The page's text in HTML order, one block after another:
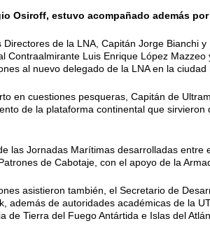
Osiroff, estuvo acompañado además
de la LNA, Capitán Jorge Bianchi
Contraalmirante Luis Enrique López
al nuevo delegado de la LNA en la
en cuestiones pesqueras, Capitán de
de la plataforma continental que
las Jornadas Marítimas desarrolladas
de Cabotaje, con el apoyo de la
asistieron también, el Secretario de
además de autoridades académicas de la
de Tierra del Fuego Antártida e Islas del